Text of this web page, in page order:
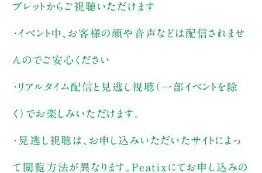
ブレットからご視聴いただけます
・イベント中、お客様の顔や音声などは配信されませ
んのでご安心ください
・リアルタイム配信と見逃し視聴（一部イベントを除
く）でお楽しみいただけます。
・見逃し視聴は、お申し込みいただいたサイトによっ
て閲覧方法が異なります。Peatixにてお申し込みの